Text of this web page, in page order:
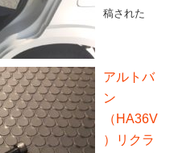
稿された
アルトバ
ン
（HA36V
）リクラ